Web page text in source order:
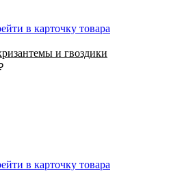
в карточку товара
и гвоздики
в карточку товара